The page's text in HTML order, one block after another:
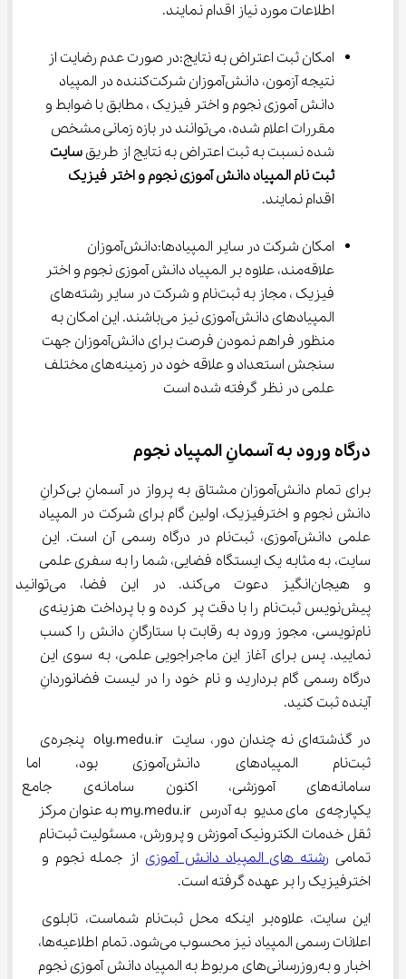
اطلاعات مورد نیاز اقدام نمایند.
امکان ثبت اعتراض به نتایج:در صورت عدم رضایت از
نتیجه آزمون، دانش‌آموزان شرکت‌کننده در المپیاد
دانش آموزی نجوم و اختر فیزیک ، مطابق با ضوابط و
مقررات اعلام شده، می‌توانند در بازه زمانی مشخص
شده نسبت به ثبت اعتراض به نتایج از طریق سایت
ثبت نام المپیاد دانش آموزی نجوم و اختر فیزیک
اقدام نمایند.
امکان شرکت در سایر المپیادها:دانش‌آموزان
علاقه‌مند، علاوه بر المپیاد دانش آموزی نجوم و اختر
فیزیک ، مجاز به ثبت‌نام و شرکت در سایر رشته‌های
المپیادهای دانش‌آموزی نیز می‌باشند. این امکان به
منظور فراهم نمودن فرصت برای دانش‌آموزان جهت
سنجش استعداد و علاقه خود در زمینه‌های مختلف
علمی در نظر گرفته شده است
درگاه ورود به آسمانِ المپیاد نجوم
برای تمام دانش‌آموزان مشتاق به پرواز در آسمانِ بی‌کرانِ
دانش نجوم و اخترفیزیک، اولین گام برای شرکت در المپیاد
علمی دانش‌آموزی، ثبت‌نام در درگاه رسمی آن است. این
سایت، به مثابه یک ایستگاه فضایی، شما را به سفری علمی
و هیجان‌انگیز دعوت می‌کند. در این
پیش‌نویس ثبت‌نام را با دقت پر کرده و با پرداخت هزینه‌ی
نام‌نویسی، مجوز ورود به رقابت با ستارگانِ دانش را کسب
نمایید. پس برای آغاز این ماجراجویی علمی، به سوی این
درگاه رسمی گام بردارید و نام خود را در لیست فضانوردانِ
آینده ثبت کنید.
در گذشته‌ای نه چندان دور، سایت oly.medu.ir پنجره‌ی
ثبت‌نام المپیادهای
سامانه‌های آموزشی، اکنون
یکپارچه‌ی مای مدیو به آدرس my.medu.ir به عنوان مرکز
ثقل خدمات الکترونیک آموزش و پرورش، مسئولیت ثبت‌نام
تمامی رشته‌ های المپیاد دانش آموزی
از جمله نجوم و
اخترفیزیک را بر عهده گرفته است.
این سایت، علاوه‌بر اینکه محل ثبت‌نام شماست، تابلوی
اعلانات رسمی المپیاد نیز محسوب می‌شود. تمام اطلاعیه‌ها،
اخبار و به‌روزرسانی‌های مربوط به المپیاد دانش آموزی نجوم